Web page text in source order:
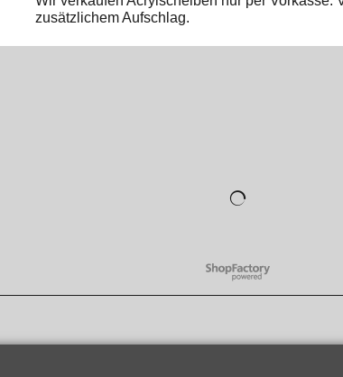
zusätzlichem Aufschlag.
WebShop erstellt mit
ShopFactory Shop